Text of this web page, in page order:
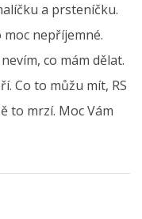
a prsteníčku.
nepříjemné.
co mám dělat.
Co to můžu mít, RS
to mrzí. Moc Vám